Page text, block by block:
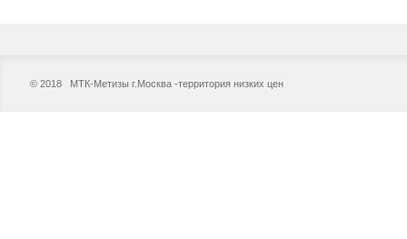
© 2018 МТК-Метизы г.Москва -территория низких цен